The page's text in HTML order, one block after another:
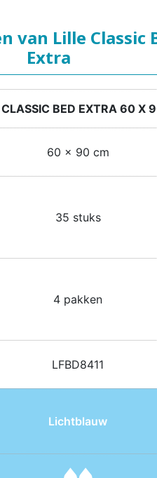
van Lille Classic
Extra
CLASSIC BED EXTRA 60 X
60 x 90 cm
35 stuks
4 pakken
LFBD8411
Lichtblauw